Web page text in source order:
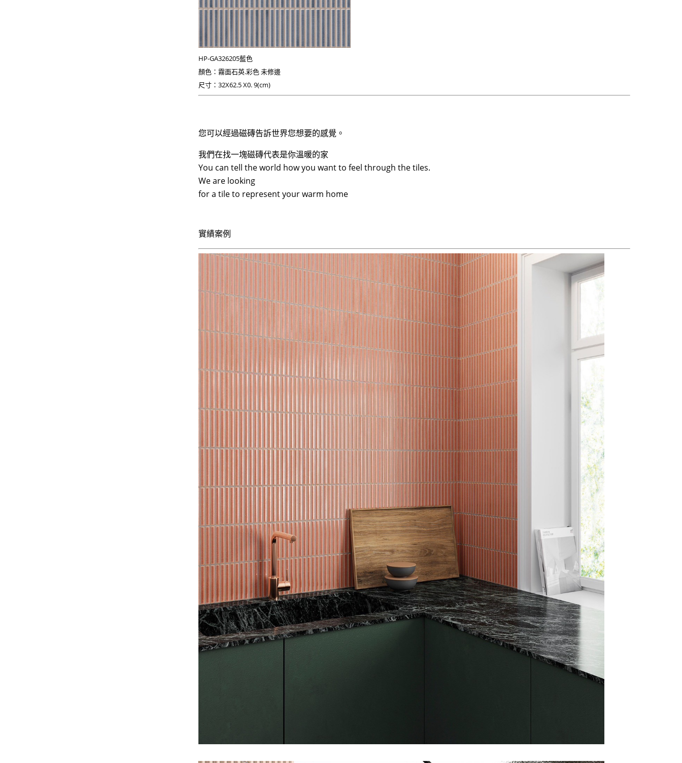
HP-GA326205藍色
顏色：霧面石英.彩色 未修邊
尺寸：32X62.5 X0. 9(cm)
您可以經過磁磚告訴世界您想要的感覺。
我們在找一塊磁磚代表是你溫暖的家
You can tell the world how you want to feel through the tiles.
We are looking
for a tile to represent your warm home
實績案例